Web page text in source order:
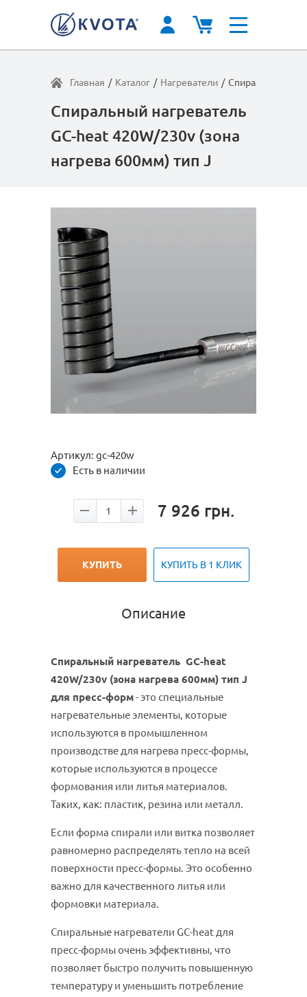
Главная / Каталог / Нагреватели / Спиральный
Спиральный нагреватель
GC-heat 420W/230v (зона
нагрева 600мм) тип J
Артикул: gc-420w
Есть в наличии
7 926 грн.
КУПИТЬ КУПИТЬ В 1 КЛИК
Описание
Спиральный нагреватель GC-heat
420W/230v (зона нагрева 600мм) тип J
для пресс-форм- это специальные
нагревательные элементы, которые
используются в промышленном
производстве для нагрева пресс-формы,
которые используются в процессе
формования или литья материалов.
Таких, как: пластик, резина или металл.
Если форма спирали или витка позволяет
равномерно распределять тепло на всей
поверхности пресс-формы. Это особенно
важно для качественного литья или
формовки материала.
Спиральные нагреватели GC-heat для
пресс-формы очень эффективны, что
позволяет быстро получить повышенную
температуру и уменьшить потребление